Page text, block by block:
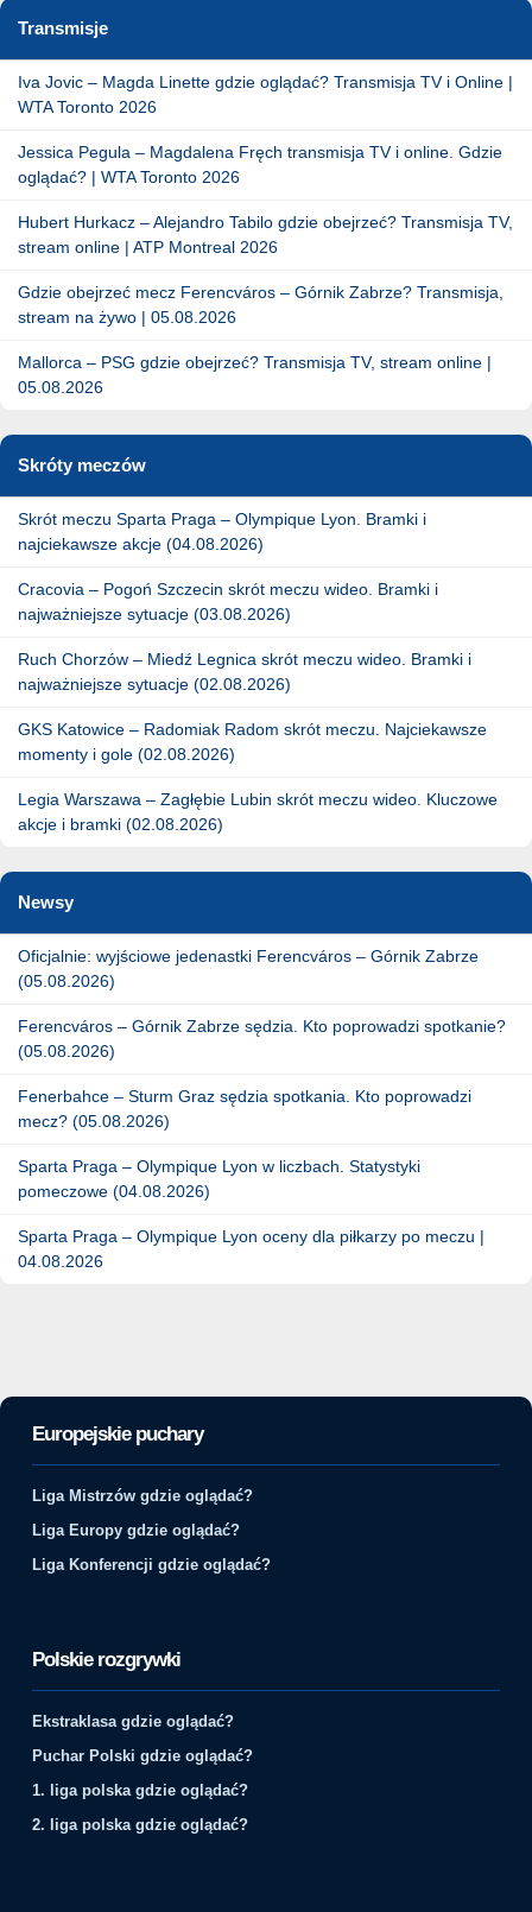
Transmisje
Iva Jovic – Magda Linette gdzie oglądać? Transmisja TV i Online |
WTA Toronto 2026
Jessica Pegula – Magdalena Fręch transmisja TV i online. Gdzie
oglądać? | WTA Toronto 2026
Hubert Hurkacz – Alejandro Tabilo gdzie obejrzeć? Transmisja TV,
stream online | ATP Montreal 2026
Gdzie obejrzeć mecz Ferencváros – Górnik Zabrze? Transmisja,
stream na żywo | 05.08.2026
Mallorca – PSG gdzie obejrzeć? Transmisja TV, stream online |
05.08.2026
Skróty meczów
Skrót meczu Sparta Praga – Olympique Lyon. Bramki i
najciekawsze akcje (04.08.2026)
Cracovia – Pogoń Szczecin skrót meczu wideo. Bramki i
najważniejsze sytuacje (03.08.2026)
Ruch Chorzów – Miedź Legnica skrót meczu wideo. Bramki i
najważniejsze sytuacje (02.08.2026)
GKS Katowice – Radomiak Radom skrót meczu. Najciekawsze
momenty i gole (02.08.2026)
Legia Warszawa – Zagłębie Lubin skrót meczu wideo. Kluczowe
akcje i bramki (02.08.2026)
Newsy
Oficjalnie: wyjściowe jedenastki Ferencváros – Górnik Zabrze
(05.08.2026)
Ferencváros – Górnik Zabrze sędzia. Kto poprowadzi spotkanie?
(05.08.2026)
Fenerbahce – Sturm Graz sędzia spotkania. Kto poprowadzi
mecz? (05.08.2026)
Sparta Praga – Olympique Lyon w liczbach. Statystyki
pomeczowe (04.08.2026)
Sparta Praga – Olympique Lyon oceny dla piłkarzy po meczu |
04.08.2026
Europejskie puchary
Liga Mistrzów gdzie oglądać?
Liga Europy gdzie oglądać?
Liga Konferencji gdzie oglądać?
Polskie rozgrywki
Ekstraklasa gdzie oglądać?
Puchar Polski gdzie oglądać?
1. liga polska gdzie oglądać?
2. liga polska gdzie oglądać?